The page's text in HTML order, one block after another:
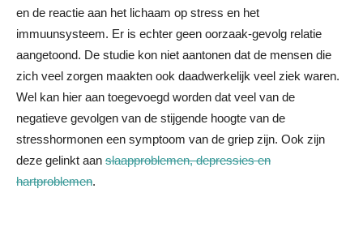
en de reactie aan het lichaam op stress en het
immuunsysteem. Er is echter geen oorzaak-gevolg relatie
aangetoond. De studie kon niet aantonen dat de mensen die
zich veel zorgen maakten ook daadwerkelijk veel ziek waren.
Wel kan hier aan toegevoegd worden dat veel van de
negatieve gevolgen van de stijgende hoogte van de
stresshormonen een symptoom van de griep zijn. Ook zijn
deze gelinkt aan slaapproblemen, depressies en
hartproblemen.